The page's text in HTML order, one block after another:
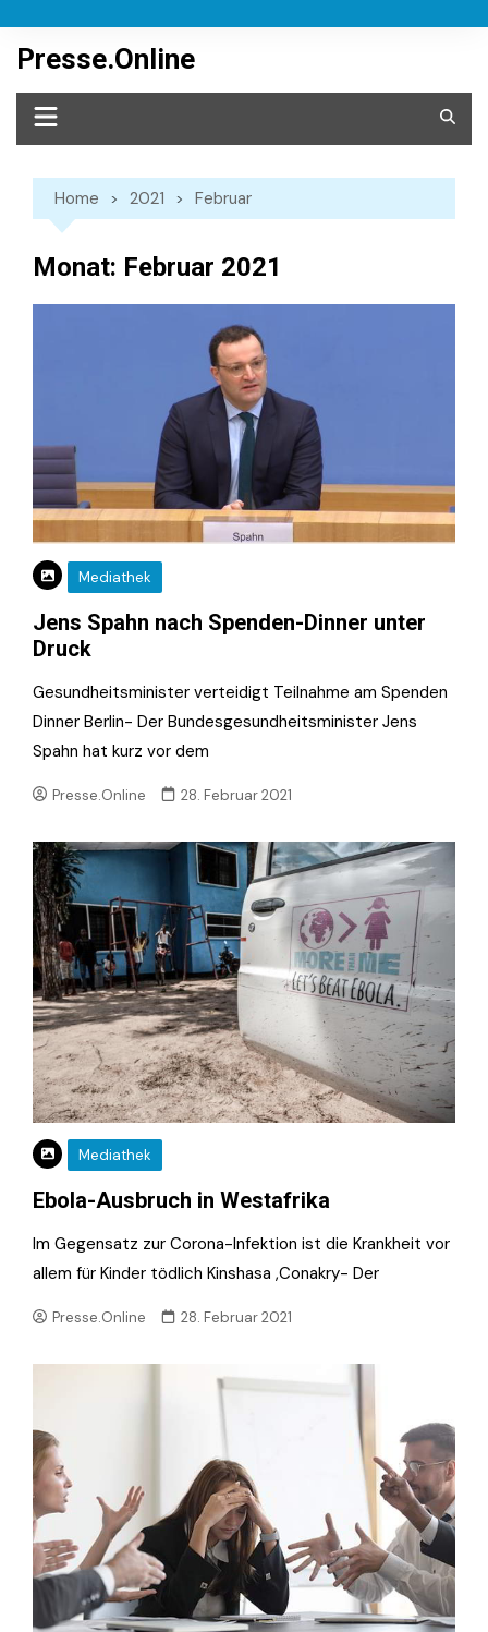
content
Presse.Online
Home 2021 Februar
Monat: Februar 2021
Mediathek
Jens Spahn nach Spenden-Dinner unter
Druck
Gesundheitsminister verteidigt Teilnahme am Spenden
Dinner Berlin- Der Bundesgesundheitsminister Jens
Spahn hat kurz vor dem
Presse.Online 28. Februar 2021
Mediathek
Ebola-Ausbruch in Westafrika
Im Gegensatz zur Corona-Infektion ist die Krankheit vor
allem für Kinder tödlich Kinshasa ,Conakry- Der
Presse.Online 28. Februar 2021